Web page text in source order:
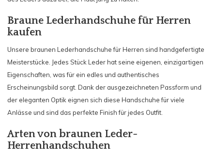
Braune Lederhandschuhe für Herren
kaufen
Unsere braunen Lederhandschuhe für Herren sind handgefertigte
Meisterstücke. Jedes Stück Leder hat seine eigenen, einzigartigen
Eigenschaften, was für ein edles und authentisches
Erscheinungsbild sorgt. Dank der ausgezeichneten Passform und
der eleganten Optik eignen sich diese Handschuhe für viele
Anlässe und sind das perfekte Finish für jedes Outfit.
Arten von braunen Leder-
Herrenhandschuhen